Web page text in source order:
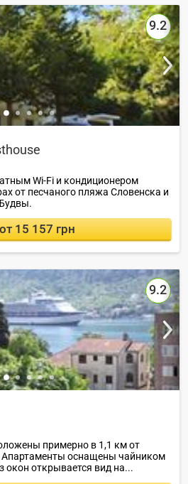
9.2
Wi-Fi и кондиционером
от песчаного пляжа Словенска и
15 157 грн
9.2
примерно в 1,1 км от
оснащены чайником
окон открывается вид на...